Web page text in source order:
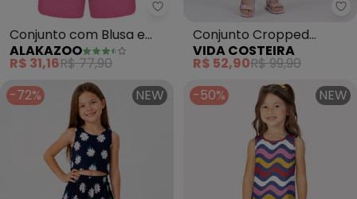
Alakazoo - Conjunto com
Conjunto com Blusa e
Shorts de Moletom (Azul)
ALAKAZOO
R$ 31,16R$ 77,90
Conjunto Cropped
Infantil Saia Rodada
(Azul)
VIDA COSTEIRA
R$ 52,90R$ 99,90
-72%
NEW -50% NEW